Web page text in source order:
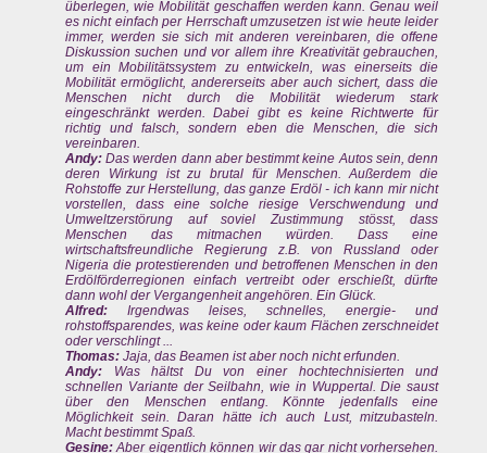
überlegen, wie Mobilität geschaffen werden kann. Genau weil
es nicht einfach per Herrschaft umzusetzen ist wie heute leider
immer, werden sie sich mit anderen vereinbaren, die offene
Diskussion suchen und vor allem ihre Kreativität gebrauchen,
um ein Mobilitätssystem zu entwickeln, was einerseits die
Mobilität ermöglicht, andererseits aber auch sichert, dass die
Menschen nicht durch die Mobilität wiederum stark
eingeschränkt werden. Dabei gibt es keine Richtwerte für
richtig und falsch, sondern eben die Menschen, die sich
vereinbaren.
Andy: Das werden dann aber bestimmt keine Autos sein, denn
deren Wirkung ist zu brutal für Menschen. Außerdem die
Rohstoffe zur Herstellung, das ganze Erdöl - ich kann mir nicht
vorstellen, dass eine solche riesige Verschwendung und
Umweltzerstörung auf soviel Zustimmung stösst, dass
Menschen das mitmachen würden. Dass eine
wirtschaftsfreundliche Regierung z.B. von Russland oder
Nigeria die protestierenden und betroffenen Menschen in den
Erdölförderregionen einfach vertreibt oder erschießt, dürfte
dann wohl der Vergangenheit angehören. Ein Glück.
Alfred: Irgendwas leises, schnelles, energie- und
rohstoffsparendes, was keine oder kaum Flächen zerschneidet
oder verschlingt ...
Thomas: Jaja, das Beamen ist aber noch nicht erfunden.
Andy: Was hältst Du von einer hochtechnisierten und
schnellen Variante der Seilbahn, wie in Wuppertal. Die saust
über den Menschen entlang. Könnte jedenfalls eine
Möglichkeit sein. Daran hätte ich auch Lust, mitzubasteln.
Macht bestimmt Spaß.
Gesine:Aber eigentlich können wir das gar nicht vorhersehen.